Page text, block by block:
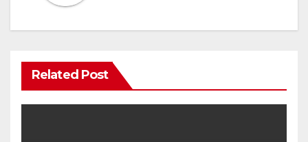
ョ
ン
Related Post